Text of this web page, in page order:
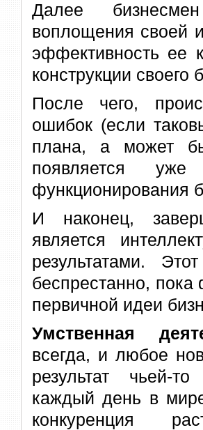
Далее
воплощения своей
эффективность ее
конструкции своего
После чего,
ошибок (если
плана, а может
появляется
функционирования
И наконец,
является
результатами.
беспрестанно,
первичной идеи
Умственная
всегда, и любое
результат чьей-
каждый день в
конкуренция